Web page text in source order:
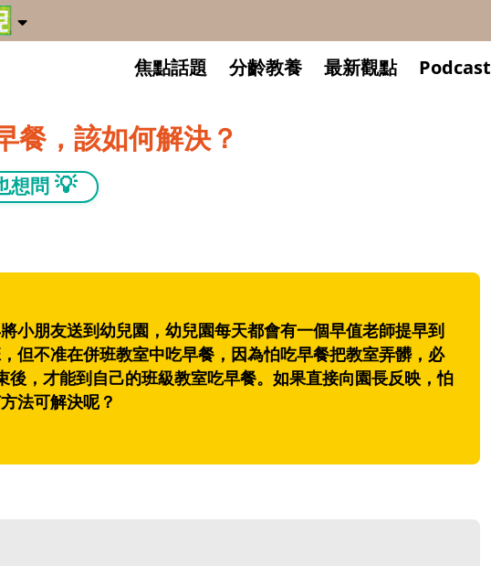
焦點話題 分齡教養 最新觀點 Podcast
餐，該如何解決？
想問 💡
小朋友送到幼兒園，幼兒園每天都會有一個早值老師提早到
但不准在併班教室中吃早餐，因為怕吃早餐把教室弄髒，必
後，才能到自己的班級教室吃早餐。如果直接向園長反映，怕
法可解決呢？